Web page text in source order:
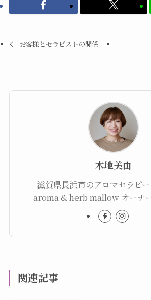
お客様とセラピストの関係
木地美由
滋賀県長浜市のアロマセラピ
aroma & herb mallow オーナ
関連記事